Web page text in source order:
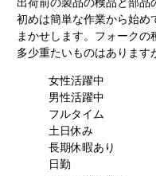
出荷前の製品の検品と部品
初めは簡単な作業から始め
まかせします。フォークの
多少重たいものはあります
女性活躍中
男性活躍中
フルタイム
土日休み
長期休暇あり
日勤